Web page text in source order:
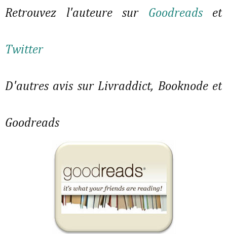
Retrouvez l'auteure sur Goodreadset
Twitter
D'autres avis sur Livraddict, Booknode et
Goodreads